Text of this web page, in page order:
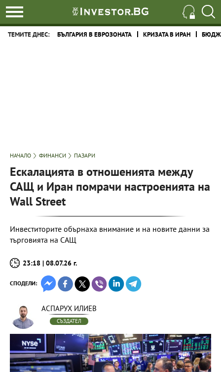
ТЕМИТЕ ДНЕС: БЪЛГАРИЯ В ЕВРОЗОНАТА КРИЗАТА В ИРАН
НАЧАЛО ФИНАНСИ ПАЗАРИ
Ескалацията в отношенията между
САЩ и Иран помрачи настроенията на
Wall Street
Инвеститорите обърнаха внимание и на новите данни за
търговията на САЩ
23:18 | 08.07.26 г.
СПОДЕЛИ:
АСПАРУХ ИЛИЕВ
СЪЗДАТЕЛ